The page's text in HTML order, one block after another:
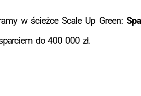
w ścieżce Scale Up Green:
do 400 000 zł.